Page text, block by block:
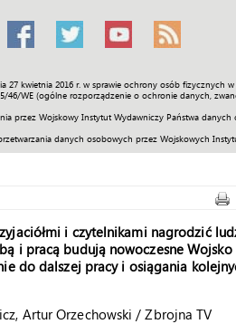
27 kwietnia 2016 r. w sprawie ochrony osób
46/WE (ogólne rozporządzenie o ochronie danych,
przez Wojskowy Instytut Wydawniczy Państwa
danych osobowych przez Wojskowych
Sport Historia Galerie
i czytelnikami nagrodzić
i pracą budują nowoczesne Wojsko
do dalszej pracy i osiągania
Artur Orzechowski / Zbrojna TV